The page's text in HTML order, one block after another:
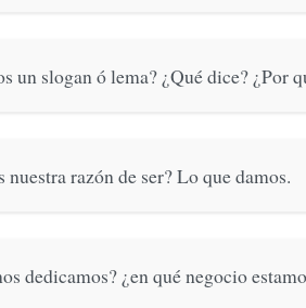
un slogan ó lema? ¿Qué dice? ¿Por
nuestra razón de ser? Lo que damos.
dedicamos? ¿en qué negocio